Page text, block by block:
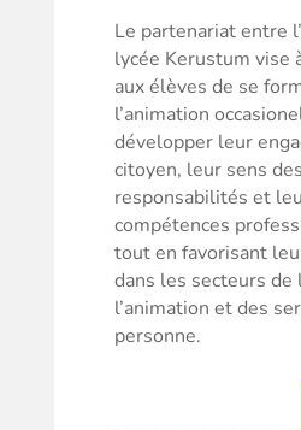
Le partenariat entre
lycée Kerustum vise
aux élèves de se
l’animation
développer leur
citoyen, leur sens des
responsabilités et
compétences
tout en favorisant
dans les secteurs de
l’animation et des
personne.